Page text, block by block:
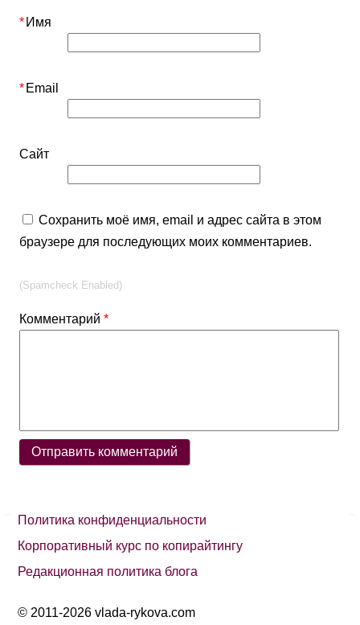
Комментарий*
Имя
*
Email
*
Сайт
Сохранить моё имя, email и адрес сайта в этом
браузере для последующих моих комментариев.
(Spamcheck Enabled)
Политика конфиденциальности
Корпоративный курс по копирайтингу
Редакционная политика блога
© 2011-2026 vlada-rykova.com